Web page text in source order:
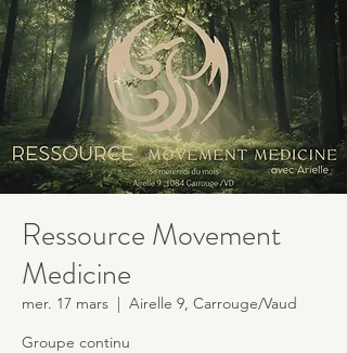
Ressource Movement
Medicine
mer. 17 mars
  |
Airelle 9, Carrouge/Vaud
Groupe continu